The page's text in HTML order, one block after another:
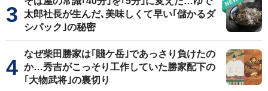
太郎社長が生んだ､美味しくて早い｢儲かるダ
シパック｣の秘密
なぜ柴田勝家は｢賤ケ岳｣であっさり負けたの
か…秀吉がこっそり工作していた勝家配下の
｢大物武将｣の裏切り